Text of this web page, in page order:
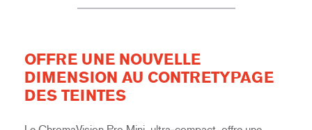
OFFRE UNE NOUVELLE
DIMENSION AU CONTRETYPAGE
DES TEINTES